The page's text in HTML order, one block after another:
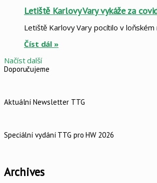
Letiště Karlovy Vary vykáže za
Letiště Karlovy Vary pocítilo v
Číst dál »
Načíst další
Doporučujeme
Aktuální Newsletter TTG
Speciální vydání TTG pro HW 2026
Archives